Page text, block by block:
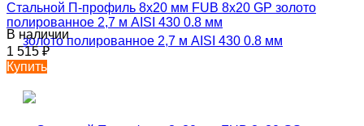
Стальной П-профиль 8х20 мм FUB 8х20 GP золото
полированное 2,7 м AISI 430 0.8 мм
В наличии
1 515₽
Купить